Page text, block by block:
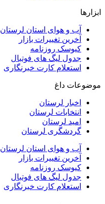
ابزارها
آب و هوای استان لرستان
آخرین تغییرات بازار
کیوسک روزنامه
جدول لیگ های فوتبال
استعلام کارت خبرنگاری
موضوعات داغ
اخبار لرستان
انتخابات لرستان
امید لرستان
گردشگری لرستان
آب و هوای استان لرستان
آخرین تغییرات بازار
کیوسک روزنامه
جدول لیگ های فوتبال
استعلام کارت خبرنگاری